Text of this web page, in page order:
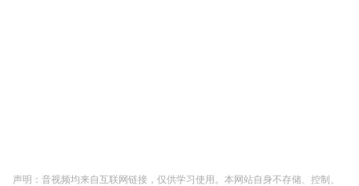
声明：音视频均来自互联网链接，仅供学习使用。本网站自身不存储、控制、